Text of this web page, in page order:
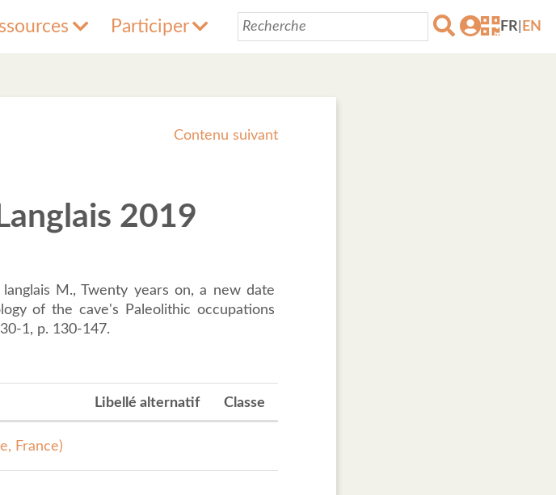
Participer FR EN
Contenu suivant
2019
M., Twenty years on, a new date
of the cave's Paleolithic occupations
1, p. 130-147.
Libellé alternatif Classe
France)